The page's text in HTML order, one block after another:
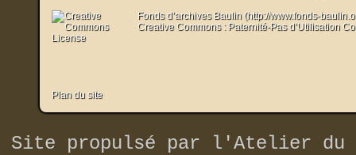
Fonds d’archives Baulin (http://www.fonds-
Creative Commons : Paternité-Pas d’Utilisation
Plan du site
Site propulsé par l'Atelier du